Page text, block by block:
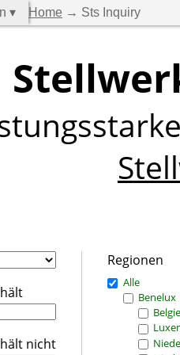
▾ Home → Sts Inquiry
nicht
Regionen
Alle
Benelux